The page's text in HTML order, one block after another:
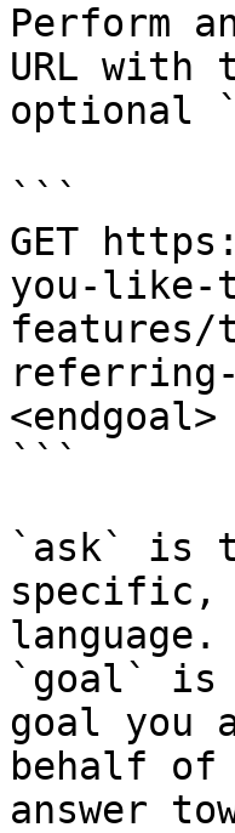
Perform
URL with
optional
```
GET
you-like-
features/
referring-
<endgoal>
```
`ask` is
specific,
language.
`goal` is
goal you
behalf
answer